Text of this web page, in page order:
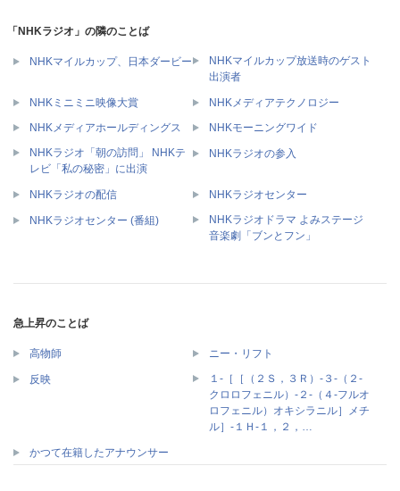
「NHKラジオ」の隣のことば
NHKマイルカップ、日本ダービー
NHKマイルカップ放送時のゲスト
出演者
NHKミニミニ映像大賞 NHKメディアテクノロジー
NHKメディアホールディングス
NHKモーニングワイド
NHKラジオ「朝の訪問」 NHKテ
レビ「私の秘密」に出演
NHKラジオの参入
NHKラジオの配信 NHKラジオセンター
NHKラジオセンター (番組)
NHKラジオドラマ よみステージ
音楽劇「ブンとフン」
急上昇のことば
高物師 ニー・リフト
反映
１‐［［（２Ｓ，３Ｒ）‐３‐（２‐
クロロフェニル）‐２‐（４‐フルオ
ロフェニル）オキシラニル］メチ
ル］‐１Ｈ‐１，２，…
かつて在籍したアナウンサー